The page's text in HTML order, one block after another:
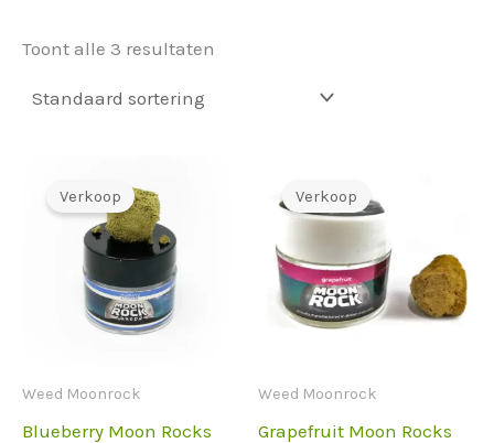
Toont alle 3 resultaten
Verkoop
Weed Moonrock
Blueberry Moon Rocks
Verkoop
Weed Moonrock
Grapefruit Moon Rocks